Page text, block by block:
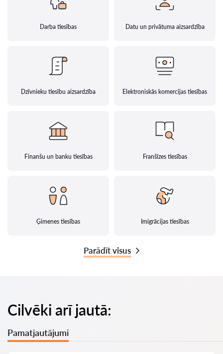
Darba tiesības Datu un privātuma aizsardzība
Dzīvnieku tiesību aizsardzība Elektroniskās komercijas tiesības
Finanšu un banku tiesības Franšīzes tiesības
Ģimenes tiesības Imigrācijas tiesības
Parādīt visus
Cilvēki arī jautā:
Pamatjautājumi